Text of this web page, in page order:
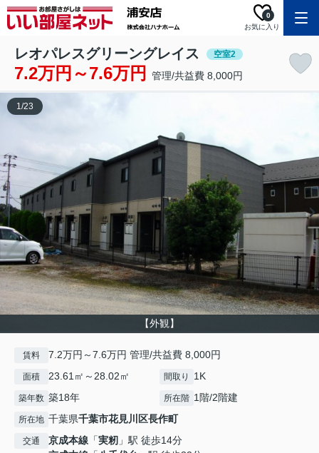
お気に入り
0
レオパレスグリーングレイス 空室2
7.2万円～7.6万円 管理/共益費 8,000円
【外観】
1/23
賃料 7.2万円～7.6万円 管理/共益費 8,000円
面積 23.61㎡～28.02㎡ 間取り 1K
築年数 築18年 所在階 1階/2階建
所在地 千葉県千葉市花見川区長作町
交通 京成本線 「実籾 」駅 徒歩14分